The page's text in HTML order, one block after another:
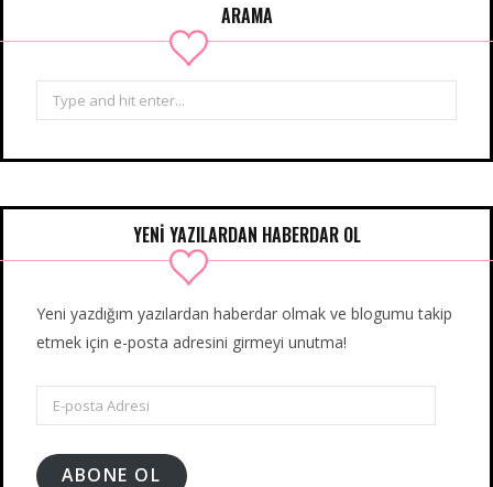
ARAMA
Search
for:
YENİ YAZILARDAN HABERDAR OL
Yeni yazdığım yazılardan haberdar olmak ve blogumu takip
etmek için e-posta adresini girmeyi unutma!
posta
Adresi
ABONE OL